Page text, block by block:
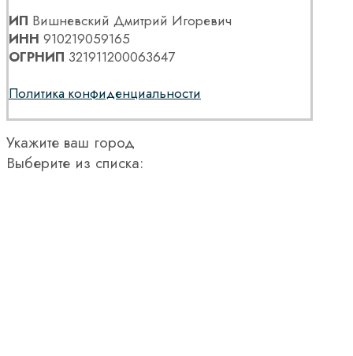
ИП Вишневский Дмитрий Игоревич
ИНН 910219059165
ОГРНИП 321911200063647
Политика конфиденциальности
Укажите ваш город
Выберите из списка: